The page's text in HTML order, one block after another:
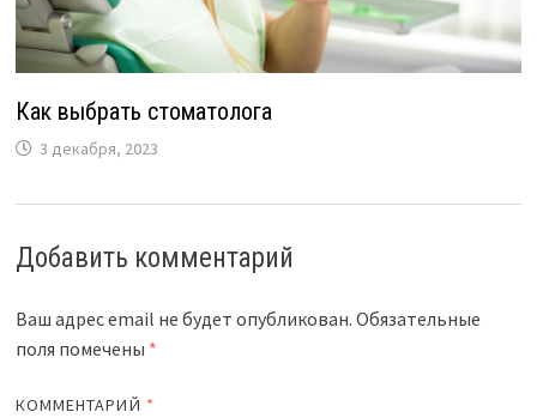
Как выбрать стоматолога
3 декабря, 2023
Добавить комментарий
Ваш адрес email не будет опубликован. Обязательные
поля помечены *
КОММЕНТАРИЙ *